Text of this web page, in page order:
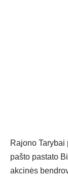
Ra­jo­no Ta­ry­bai
pa­što pa­sta­to
ak­ci­nės